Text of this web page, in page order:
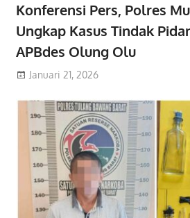
Konferensi Pers, Polres
Ungkap Kasus Tindak
APBdes Olung Olu
Januari 21, 2026